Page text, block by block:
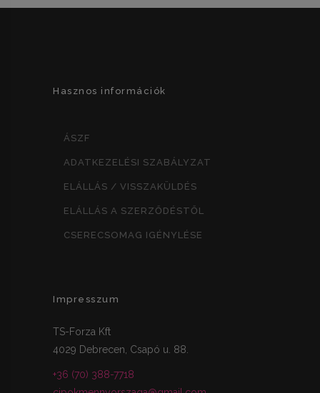
Hasznos információk
ÁSZF
ADATKEZELÉSI SZABÁLYZAT
ELÁLLÁS / VISSZAKÜLDÉS
ELÁLLÁS A SZERZŐDÉSTŐL
CSERECSOMAG IGÉNYLÉSE
Impresszum
TS-Forza Kft
4029 Debrecen, Csapó u. 88.
+36 (70) 388-7718